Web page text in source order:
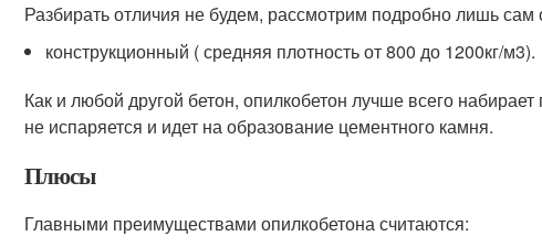
Разбирать отличия не будем, рассмотрим подробно лишь сам
конструкционный ( средняя плотность от 800 до 1200кг/м3).
Как и любой другой бетон, опилкобетон лучше всего
не испаряется и идет на образование цементного камня.
Плюсы
Главными преимуществами опилкобетона считаются: